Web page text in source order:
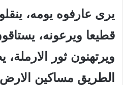
يرى عارفوه يومه،
قطيعا ويرعونه،
ويرتهنون ثور
الطريق مساكين الارض